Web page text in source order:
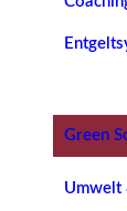
Green
Umwelt